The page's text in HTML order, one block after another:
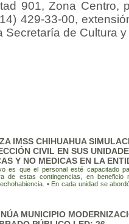
901, Zona Centro,
429-33-00,
Secretaría de Cultura
IMSS CHIHUAHUA
CIVIL EN SUS
Y NO MEDICAS EN LA
es que el personal esté capacitado
de estas contingencias, en beneficio
• En cada unidad se
MUNICIPIO